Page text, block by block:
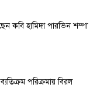
কবি হামিদা পারভিন শম্পা
পরিক্রমায় বিরল